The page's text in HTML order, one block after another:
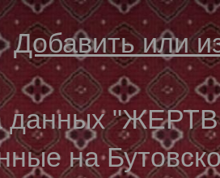
Добавить или
данных
на